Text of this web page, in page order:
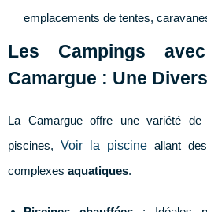
emplacements de tentes,
Les Campings
Camargue : Une
La Camargue offre une variété
piscines, Voir la piscine allant
complexes aquatiques.